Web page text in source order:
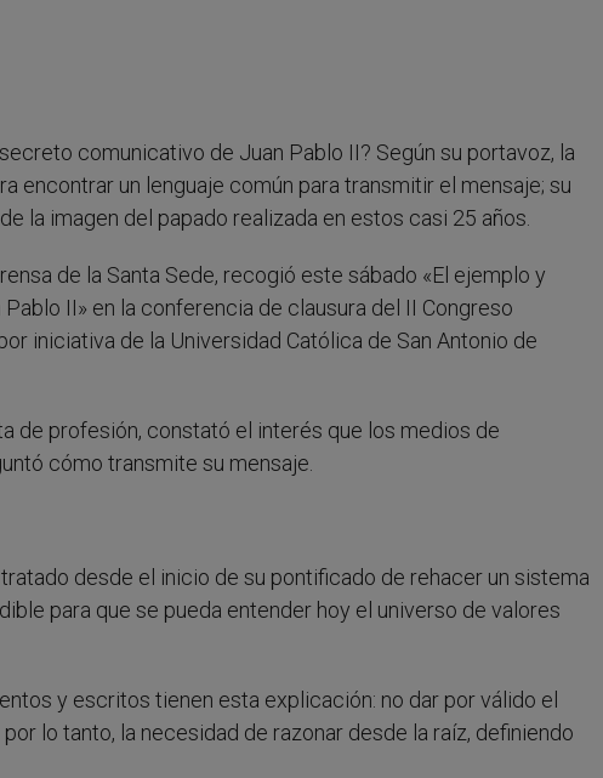
comunicativo de Juan Pablo II? Según su portavoz, la
encontrar un lenguaje común para transmitir el mensaje; su
la imagen del papado realizada en estos casi 25 años.
de la Santa Sede, recogió este sábado «El ejemplo y
II» en la conferencia de clausura del II Congreso
iniciativa de la Universidad Católica de San Antonio de
de profesión, constató el interés que los medios de
cómo transmite su mensaje.
desde el inicio de su pontificado de rehacer un sistema
para que se pueda entender hoy el universo de valores
y escritos tienen esta explicación: no dar por válido el
lo tanto, la necesidad de razonar desde la raíz, definiendo